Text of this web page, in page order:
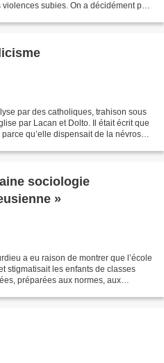
subies. On a décidément pas
par des catholiques, trahison sous
par Lacan et Dolto. Il était écrit que
qu’elle dispensait de la névrose
sociologie
»
a eu raison de montrer que l’école
stigmatisait les enfants de classes
préparées aux normes, aux